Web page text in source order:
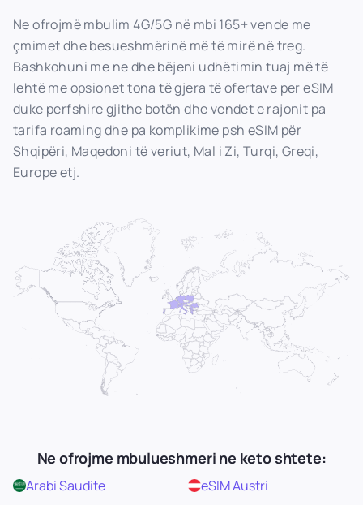
Ne ofrojmë mbulim 4G/5G në mbi 165+ vende me
çmimet dhe besueshmërinë më të mirë në treg.
Bashkohuni me ne dhe bëjeni udhëtimin tuaj më të
lehtë me opsionet tona të gjera të ofertave per eSIM
duke perfshire gjithe botën dhe vendet e rajonit pa
tarifa roaming dhe pa komplikime psh eSIM për
Shqipëri, Maqedoni të veriut, Mal i Zi, Turqi, Greqi,
Europe etj.
Ne ofrojme mbulueshmeri ne keto shtete:
Arabi Saudite eSIM Austri